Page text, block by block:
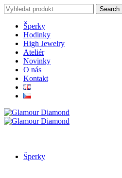
Search
for:
Search
Šperky
Hodinky
High Jewelry
Ateliér
Novinky
O nás
Kontakt
Šperky